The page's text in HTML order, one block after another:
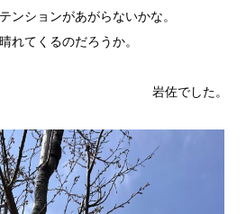
ンションがあがらないかな。
れてくるのだろうか。
岩佐でした。